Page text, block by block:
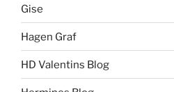
Gise
Hagen Graf
HD Valentins Blog